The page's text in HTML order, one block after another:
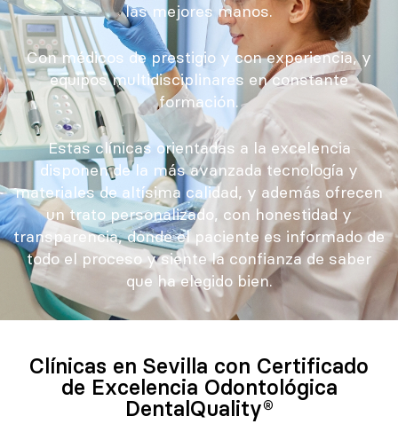
las mejores manos.
Con médicos de prestigio y con experiencia, y
equipos multidisciplinares en constante
formación.
Estas clínicas orientadas a la excelencia
disponen de la más avanzada tecnología y
materiales de altísima calidad, y además ofrecen
un trato personalizado, con honestidad y
transparencia, donde el paciente es informado de
todo el proceso y siente la confianza de saber
que ha elegido bien.
Clínicas en Sevilla con Certificado
de Excelencia Odontológica
DentalQuality®